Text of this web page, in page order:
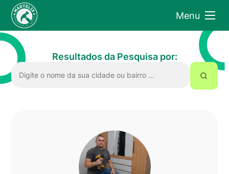
Menu
Resultados da Pesquisa por: